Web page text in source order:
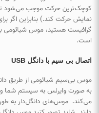
کوچک‌ترین حرکت موجب می‌شود
نمایش حرکت کند.) بنابراین اگر
گرافیست هستید، موس شیائومی
است.
اتصال بی سیم با دانگل USB
به صورت وایرلس به سیستم شما
می‌کند. موس‌های دانگل‌دار به